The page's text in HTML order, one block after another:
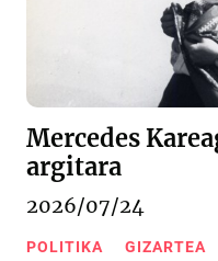
Mercedes
argitara
2026/07/24
POLITIKA GIZARTEA